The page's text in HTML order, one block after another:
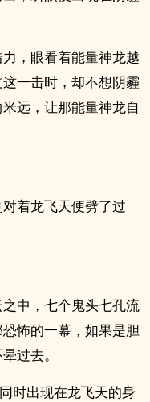
，眼看着能量神龙越
一击时，却不想阴霾
远，让那能量神龙自
着龙飞天便劈了过
中，七个鬼头七孔流
怖的一幕，如果是胆
过去。
时出现在龙飞天的身